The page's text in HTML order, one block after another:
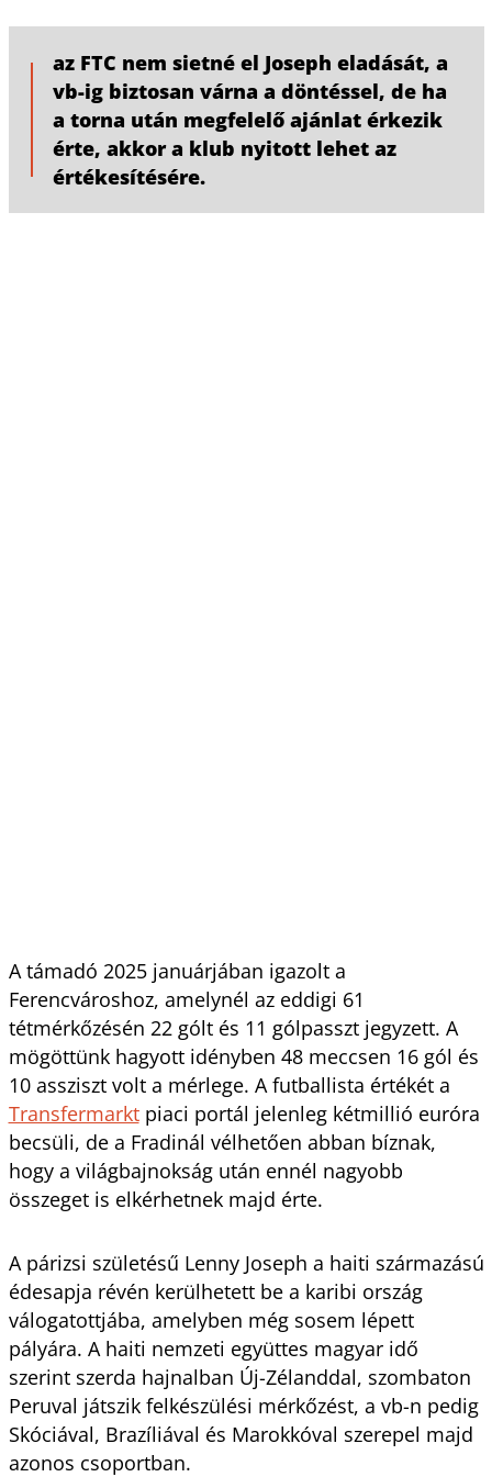
az FTC nem sietné el Joseph eladását, a
vb-ig biztosan várna a döntéssel, de ha
a torna után megfelelő ajánlat érkezik
érte, akkor a klub nyitott lehet az
értékesítésére.
A támadó 2025 januárjában igazolt a
Ferencvároshoz, amelynél az eddigi 61
tétmérkőzésén 22 gólt és 11 gólpasszt jegyzett. A
mögöttünk hagyott idényben 48 meccsen 16 gól és
10 assziszt volt a mérlege. A futballista értékét a
Transfermarktpiaci portál jelenleg kétmillió euróra
becsüli, de a Fradinál vélhetően abban bíznak,
hogy a világbajnokság után ennél nagyobb
összeget is elkérhetnek majd érte.
A párizsi születésű Lenny Joseph a haiti származású
édesapja révén kerülhetett be a karibi ország
válogatottjába, amelyben még sosem lépett
pályára. A haiti nemzeti együttes magyar idő
szerint szerda hajnalban Új-Zélanddal, szombaton
Peruval játszik felkészülési mérkőzést, a vb-n pedig
Skóciával, Brazíliával és Marokkóval szerepel majd
azonos csoportban.